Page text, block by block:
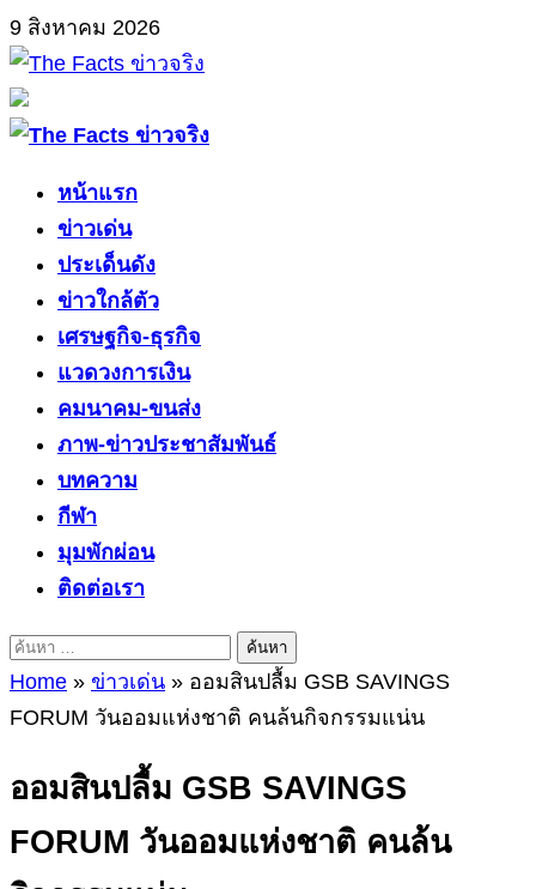
Skip
to
content
9 สิงหาคม 2026
Primary
หน้าแรก
ข่าวเด่น
ประเด็นดัง
ข่าวใกล้ตัว
เศรษฐกิจ-ธุรกิจ
แวดวงการเงิน
คมนาคม-ขนส่ง
ภาพ-ข่าวประชาสัมพันธ์
บทความ
กีฬา
มุมพักผ่อน
ติดต่อเรา
ค้นหา
สำหรับ:
Home » ข่าวเด่น » ออมสินปลื้ม GSB SAVINGS
FORUM วันออมแห่งชาติ คนล้นกิจกรรมแน่น
ออมสินปลื้ม GSB SAVINGS
FORUM วันออมแห่งชาติ คนล้น